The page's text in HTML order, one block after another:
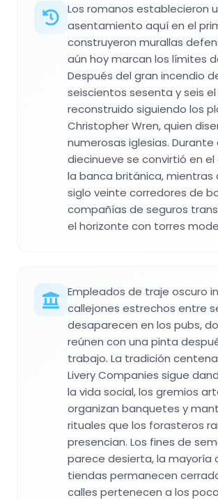
Los romanos establecieron
asentamiento aquí en el
construyeron murallas
aún hoy marcan los límites
Después del gran incendio
seiscientos sesenta y seis
reconstruido siguiendo los
Christopher Wren, quien
numerosas iglesias. Durante
diecinueve se convirtió en
la banca británica, mientras
siglo veinte corredores de
compañías de seguros
el horizonte con torres
Empleados de traje oscuro
callejones estrechos entre
desaparecen en los pubs,
reúnen con una pinta
trabajo. La tradición
Livery Companies sigue
la vida social, los gremios
organizan banquetes y
rituales que los forasteros
presencian. Los fines de
parece desierta, la mayoría
tiendas permanecen
calles pertenecen a los